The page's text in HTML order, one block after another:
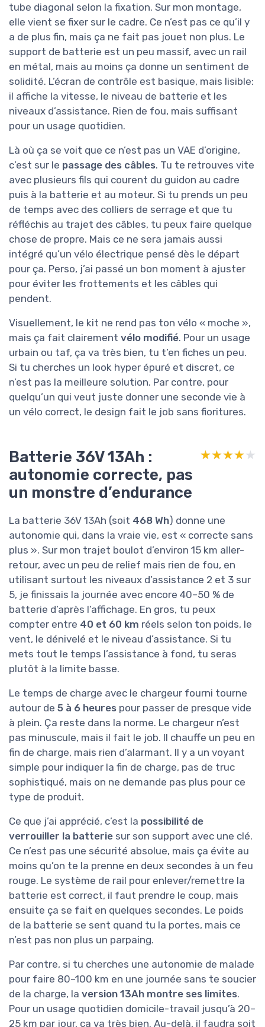
tube diagonal selon la fixation. Sur mon montage,
elle vient se fixer sur le cadre. Ce n’est pas ce qu’il y
a de plus fin, mais ça ne fait pas jouet non plus. Le
support de batterie est un peu massif, avec un rail
en métal, mais au moins ça donne un sentiment de
solidité. L’écran de contrôle est basique, mais lisible:
il affiche la vitesse, le niveau de batterie et les
niveaux d’assistance. Rien de fou, mais suffisant
pour un usage quotidien.
Là où ça se voit que ce n’est pas un VAE d’origine,
c’est sur le passage des câbles. Tu te retrouves vite
avec plusieurs fils qui courent du guidon au cadre
puis à la batterie et au moteur. Si tu prends un peu
de temps avec des colliers de serrage et que tu
réfléchis au trajet des câbles, tu peux faire quelque
chose de propre. Mais ce ne sera jamais aussi
intégré qu’un vélo électrique pensé dès le départ
pour ça. Perso, j’ai passé un bon moment à ajuster
pour éviter les frottements et les câbles qui
pendent.
Visuellement, le kit ne rend pas ton vélo « moche »,
mais ça fait clairement vélo modifié. Pour un usage
urbain ou taf, ça va très bien, tu t’en fiches un peu.
Si tu cherches un look hyper épuré et discret, ce
n’est pas la meilleure solution. Par contre, pour
quelqu’un qui veut juste donner une seconde vie à
un vélo correct, le design fait le job sans fioritures.
Batterie 36V 13Ah :
autonomie correcte, pas
un monstre d’endurance
★★★★★
★★★★★
La batterie 36V 13Ah (soit 468 Wh) donne une
autonomie qui, dans la vraie vie, est « correcte sans
plus ». Sur mon trajet boulot d’environ 15 km aller-
retour, avec un peu de relief mais rien de fou, en
utilisant surtout les niveaux d’assistance 2 et 3 sur
5, je finissais la journée avec encore 40–50 % de
batterie d’après l’affichage. En gros, tu peux
compter entre 40 et 60 km réels selon ton poids, le
vent, le dénivelé et le niveau d’assistance. Si tu
mets tout le temps l’assistance à fond, tu seras
plutôt à la limite basse.
Le temps de charge avec le chargeur fourni tourne
autour de 5 à 6 heures pour passer de presque vide
à plein. Ça reste dans la norme. Le chargeur n’est
pas minuscule, mais il fait le job. Il chauffe un peu en
fin de charge, mais rien d’alarmant. Il y a un voyant
simple pour indiquer la fin de charge, pas de truc
sophistiqué, mais on ne demande pas plus pour ce
type de produit.
Ce que j’ai apprécié, c’est la possibilité de
verrouiller la batterie sur son support avec une clé.
Ce n’est pas une sécurité absolue, mais ça évite au
moins qu’on te la prenne en deux secondes à un feu
rouge. Le système de rail pour enlever/remettre la
batterie est correct, il faut prendre le coup, mais
ensuite ça se fait en quelques secondes. Le poids
de la batterie se sent quand tu la portes, mais ce
n’est pas non plus un parpaing.
Par contre, si tu cherches une autonomie de malade
pour faire 80–100 km en une journée sans te soucier
de la charge, la version 13Ah montre ses limites.
Pour un usage quotidien domicile-travail jusqu’à 20–
25 km par jour, ça va très bien. Au-delà, il faudra soit